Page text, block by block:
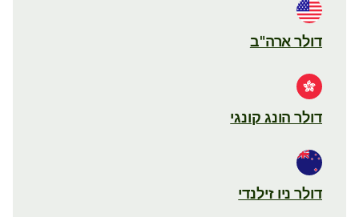
דולר ארה"ב
דולר הונג קונגי
דולר ניו זילנדי